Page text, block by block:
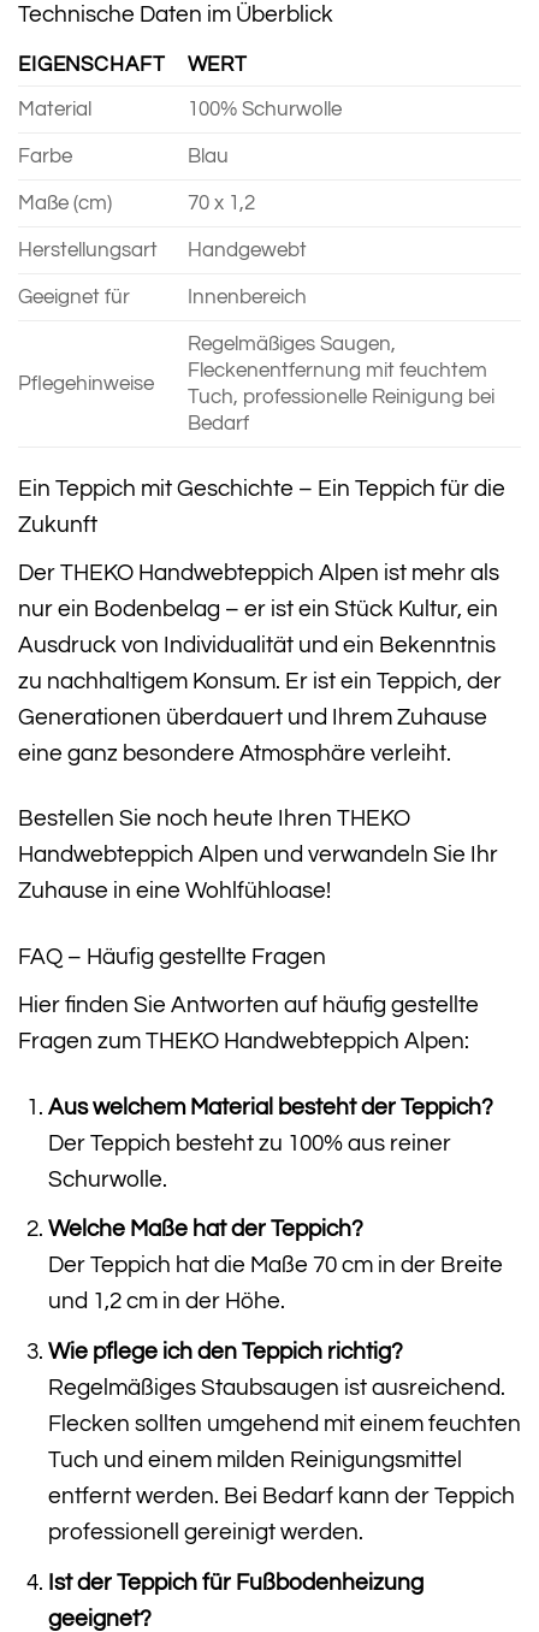
Technische Daten im Überblick
EIGENSCHAFT WERT
Material 100% Schurwolle
Farbe Blau
Maße (cm) 70 x 1,2
Herstellungsart Handgewebt
Geeignet für Innenbereich
Pflegehinweise
Regelmäßiges Saugen,
Fleckenentfernung mit feuchtem
Tuch, professionelle Reinigung bei
Bedarf
Ein Teppich mit Geschichte – Ein Teppich für die
Zukunft
Der THEKO Handwebteppich Alpen ist mehr als
nur ein Bodenbelag – er ist ein Stück Kultur, ein
Ausdruck von Individualität und ein Bekenntnis
zu nachhaltigem Konsum. Er ist ein Teppich, der
Generationen überdauert und Ihrem Zuhause
eine ganz besondere Atmosphäre verleiht.
Bestellen Sie noch heute Ihren THEKO
Handwebteppich Alpen und verwandeln Sie Ihr
Zuhause in eine Wohlfühloase!
FAQ – Häufig gestellte Fragen
Hier finden Sie Antworten auf häufig gestellte
Fragen zum THEKO Handwebteppich Alpen:
Aus welchem Material besteht der Teppich?
Der Teppich besteht zu 100% aus reiner
Schurwolle.
Welche Maße hat der Teppich?
Der Teppich hat die Maße 70 cm in der Breite
und 1,2 cm in der Höhe.
Wie pflege ich den Teppich richtig?
Regelmäßiges Staubsaugen ist ausreichend.
Flecken sollten umgehend mit einem feuchten
Tuch und einem milden Reinigungsmittel
entfernt werden. Bei Bedarf kann der Teppich
professionell gereinigt werden.
Ist der Teppich für Fußbodenheizung
geeignet?